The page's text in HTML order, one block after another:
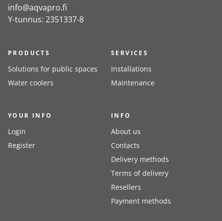
info@aqvapro.fi
Y-tunnus: 2351337-8
PRODUCTS
Solutions for public spaces
Water coolers
SERVICES
Installations
Maintenance
YOUR INFO
Login
Register
INFO
About us
Contacts
Delivery methods
Terms of delivery
Resellers
Payment methods